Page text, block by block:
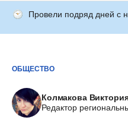
Провели подряд дней с
ОБЩЕСТВО
Колмакова
Редактор